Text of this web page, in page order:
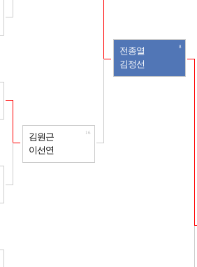
김원근
이선연
16
전종열
김정선
8